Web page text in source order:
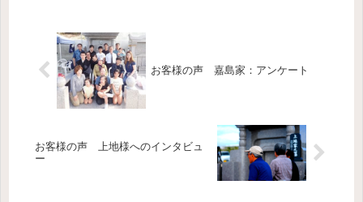
お客様の声 嘉島家：アンケート
お客様の声 上地様へのインタビュ
ー